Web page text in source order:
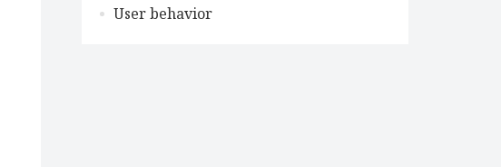
User behavior